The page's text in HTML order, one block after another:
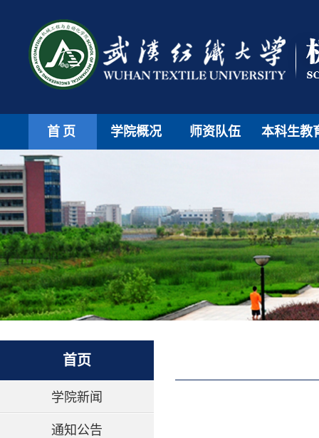
首页 学院概况 师资队伍 本科生教
首页
学院新闻
通知公告